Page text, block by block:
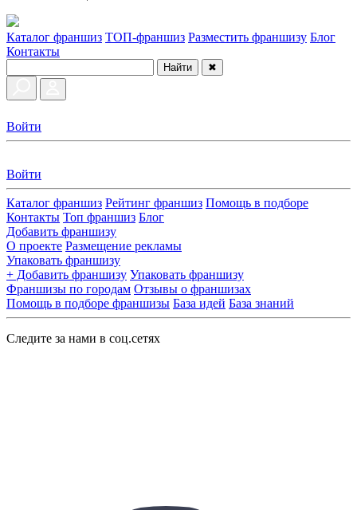
Каталог франшиз ТОП-франшиз Разместить франшизу Блог
Контакты
Найти ✖
Войти
Войти
Каталог франшиз Рейтинг франшиз Помощь в подборе
Контакты Топ франшиз Блог
Добавить франшизу
О проекте Размещение рекламы
Упаковать франшизу
+ Добавить франшизу Упаковать франшизу
Франшизы по городам Отзывы о франшизах
Помощь в подборе франшизы База идей База знаний
Следите за нами в соц.сетях